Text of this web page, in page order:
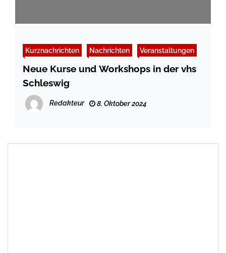
Kurznachrichten Nachrichten Veranstaltungen
Neue Kurse und Workshops in der vhs
Schleswig
Redakteur 8. Oktober 2024